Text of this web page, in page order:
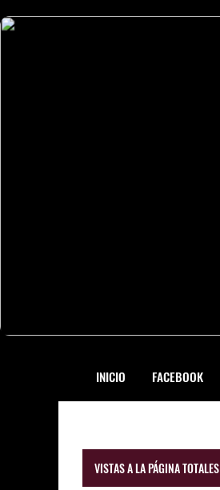
INICIO FACEBOOK
VISTAS A LA PÁGINA TOTALES